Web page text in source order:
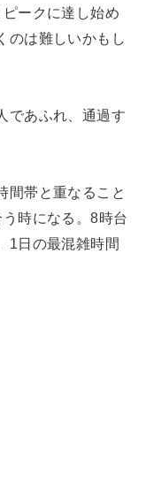
ークに達し始め
のは難しいかもし
であふれ、通過す
間帯と重なること
時になる。8時台
1日の最混雑時間